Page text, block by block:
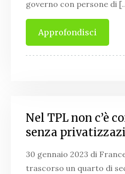
governo con persone di
Approfondisci
Nel TPL non c’è
senza
30 gennaio 2023 di
trascorso un quarto di